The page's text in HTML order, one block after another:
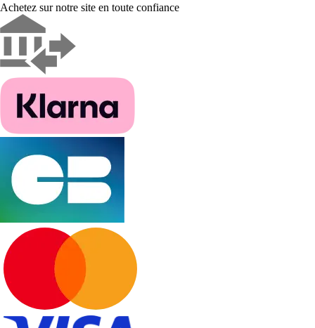
Achetez sur notre site en toute confiance